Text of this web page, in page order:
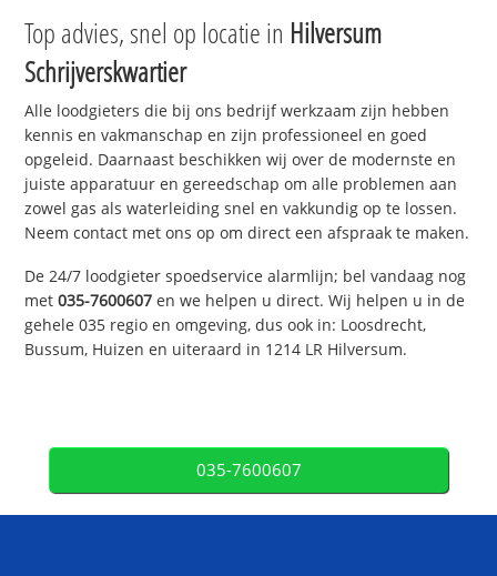
Top advies, snel op locatie in Hilversum
Schrijverskwartier
Alle loodgieters die bij ons bedrijf werkzaam zijn hebben
kennis en vakmanschap en zijn professioneel en goed
opgeleid. Daarnaast beschikken wij over de modernste en
juiste apparatuur en gereedschap om alle problemen aan
zowel gas als waterleiding snel en vakkundig op te lossen.
Neem contact met ons op om direct een afspraak te maken.
De 24/7 loodgieter spoedservice alarmlijn; bel vandaag nog
met035-7600607 en we helpen u direct. Wij helpen u in de
gehele 035 regio en omgeving, dus ook in: Loosdrecht,
Bussum, Huizen en uiteraard in 1214 LR Hilversum.
035-7600607